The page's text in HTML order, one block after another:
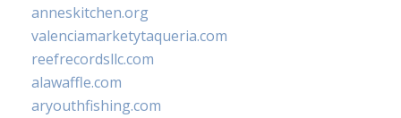
anneskitchen.org
valenciamarketytaqueria.com
reefrecordsllc.com
alawaffle.com
aryouthfishing.com